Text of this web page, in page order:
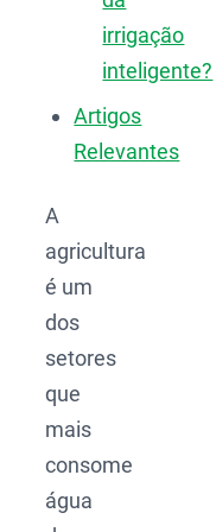
irrigação
inteligente?
Artigos
Relevantes
A
agricultura
é um
dos
setores
que
mais
consome
água